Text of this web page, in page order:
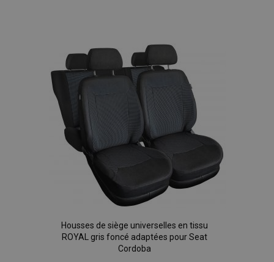
d'achats
Housses de siège universelles en tissu
ROYAL gris foncé adaptées pour Seat
Cordoba